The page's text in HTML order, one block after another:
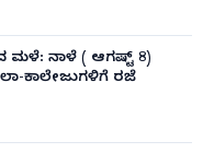
ಮಳೆ: ನಾಳೆ ( ಆಗಷ್ಟ್ 8)
ಕಾಲೇಜುಗಳಿಗೆ ರಜೆ